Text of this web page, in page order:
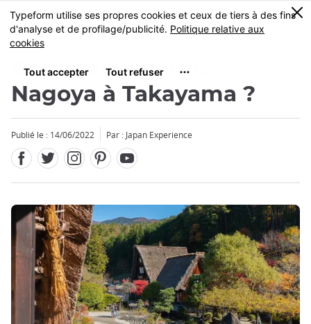
Skip
to
main
MENU
0
Comment aller de
Nagoya à Takayama ?
Publié le : 14/06/2022 Par : Japan Experience
Fermer